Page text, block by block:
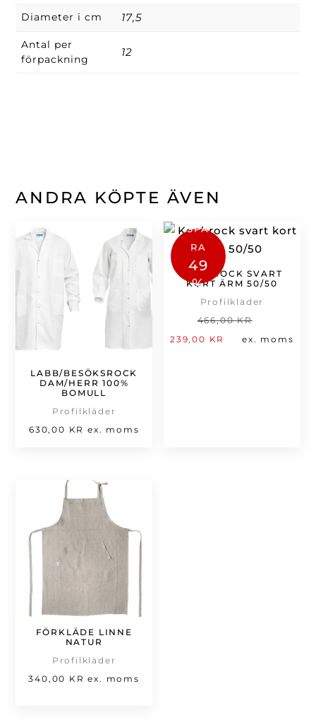
Diameter i cm 17,5
Antal per
förpackning
12
ANDRA KÖPTE ÄVEN
LABB/BESÖKSROCK
DAM/HERR 100%
BOMULL
Profilkläder
630,00 KR ex. moms
SPA
RA
49
%
KOCKROCK SVART
KORT ÄRM 50/50
Profilkläder
466,00KR
239,00 KR
Det
ex. moms
FÖRKLÄDE LINNE
NATUR
Profilkläder
340,00 KR ex. moms